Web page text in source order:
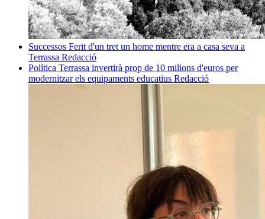
Successos Ferit d'un tret un home mentre era a casa seva a
Terrassa Redacció
Política Terrassa invertirà prop de 10 milions d'euros per
modernitzar els equipaments educatius Redacció